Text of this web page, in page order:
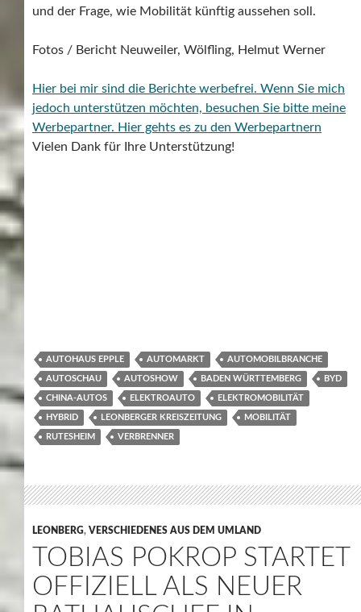
und der Frage, wie Mobilität künftig aussehen soll.
Fotos / Bericht Neuweiler, Wölfling, Helmut Werner
Hier bei mir sind die Berichte werbefrei. Wenn Sie mich
jedoch unterstützen möchten, besuchen Sie bitte meine
Werbepartner. Hier gehts es zu den Werbepartnern
Vielen Dank für Ihre Unterstützung!
AUTOHAUS EPPLE AUTOMARKT AUTOMOBILBRANCHE
AUTOSCHAU AUTOSHOW BADEN WÜRTTEMBERG BYD
CHINA-AUTOS ELEKTROAUTO ELEKTROMOBILITÄT
HYBRID LEONBERGER KREISZEITUNG MOBILITÄT
RUTESHEIM VERBRENNER
LEONBERG, VERSCHIEDENES AUS DEM UMLAND
TOBIAS POKROP STARTET
OFFIZIELL ALS NEUER